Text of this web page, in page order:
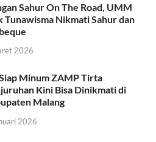
Sahur On The Road, UMM
Tunawisma Nikmati Sahur dan
2026
Minum ZAMP Tirta
Kini Bisa Dinikmati di
Malang
2026